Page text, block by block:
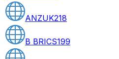
ANZUK218
B BRICS199